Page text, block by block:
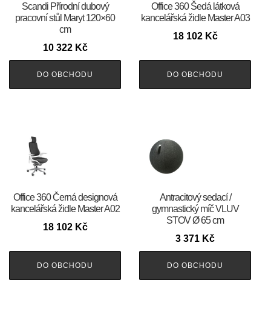
Scandi Přírodní dubový
pracovní stůl Maryt 120×60
cm
10 322 Kč
DO OBCHODU
Office 360 Šedá látková
kancelářská židle Master A03
18 102 Kč
DO OBCHODU
Office 360 Černá designová
kancelářská židle Master A02
18 102 Kč
DO OBCHODU
Antracitový sedací /
gymnastický míč VLUV
STOV Ø 65 cm
3 371 Kč
DO OBCHODU